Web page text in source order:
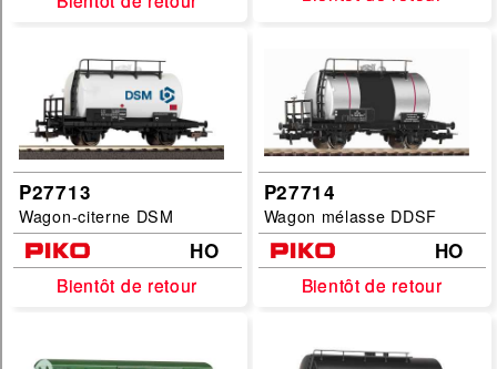
P27713
Wagon-citerne DSM
HO
Bientôt de retour
Bientôt de retour
P27714
Wagon mélasse DDSF
HO
Bientôt de retour
Bientôt de retour